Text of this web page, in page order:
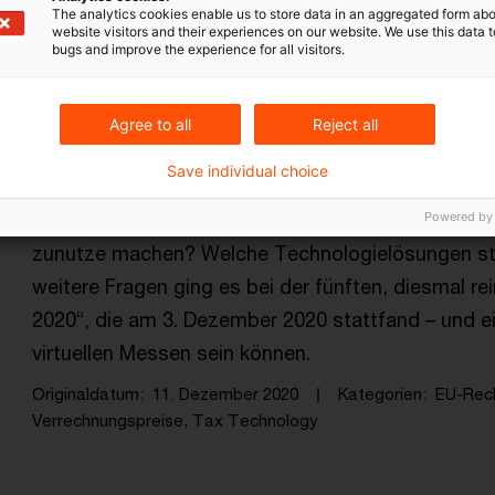
Ergebnis gefunden
Virtuelle Messe: Geballte
Wie können Rechts- und Steuerabteilungen von
Prozesse sicherer machen? Wie können sie mit
zunutze machen? Welche Technologielösungen
weitere Fragen ging es bei der fünften, diesmal
2020“, die am 3. Dezember 2020 stattfand – und
virtuellen Messen sein können.
Originaldatum 11. Dezember 2020 Kategorien EU-
Verrechnungspreise, Tax Technology
The analytics cookies enable us to store data in an aggregated form
website visitors and their experiences on our website. We use this data
bugs and improve the experience for all visitors.
Agree to all Reject all
Save individual choice
Powered by